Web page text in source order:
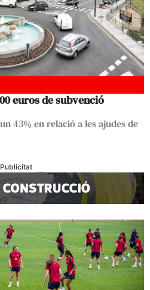
euros de subvenció
43% en relació a les ajudes de
Publicitat